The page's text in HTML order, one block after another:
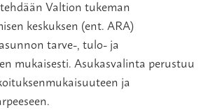
Valtion tukeman
keskuksen (ent. ARA)
tarve-, tulo- ja
mukaisesti. Asukasvalinta perustuu
ja